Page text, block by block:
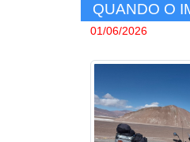
QUANDO O
01/06/2026